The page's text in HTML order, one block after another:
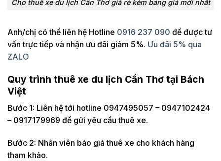
Cho thuê xe du lịch Cần Thơ giá rẻ kèm bảng giá mới nhất
Anh/chị có thể liên hệ Hotline 0916 237 090 để được tư
vấn trực tiếp và nhận ưu đãi giảm 5%. Ưu đãi 5% qua
ZALO
Quy trình thuê xe du lịch Cần Thơ tại Bách
Việt
Bước 1: Liên hệ tới hotline 0947495057 – 0947102424
– 0917179969 để gửi yêu cầu thuê xe.
Bước 2: Nhân viên báo giá thuê xe cho khách hàng
tham khảo.